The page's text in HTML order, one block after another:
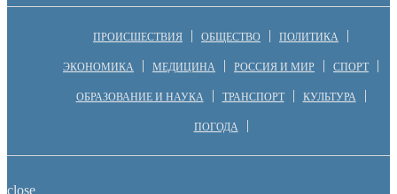
ПРОИСШЕСТВИЯ ОБЩЕСТВО ПОЛИТИКА
ЭКОНОМИКА МЕДИЦИНА РОССИЯ И МИР СПОРТ
ОБРАЗОВАНИЕ И НАУКА ТРАНСПОРТ КУЛЬТУРА
ПОГОДА
close